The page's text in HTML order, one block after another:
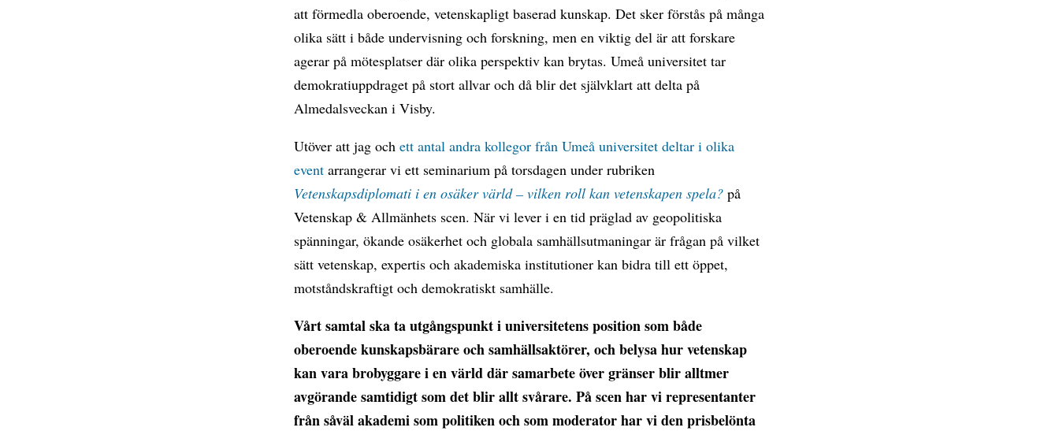
att förmedla oberoende, vetenskapligt baserad kunskap. Det sker förstås på många
olika sätt i både undervisning och forskning, men en viktig del är att forskare
agerar på mötesplatser där olika perspektiv kan brytas. Umeå universitet tar
demokratiuppdraget på stort allvar och då blir det självklart att delta på
Almedalsveckan i Visby.
Utöver att jag ochett antal andra kollegor från Umeå universitet deltar i olika
event arrangerar vi ett seminarium på torsdagen under rubriken
Vetenskapsdiplomati i en osäker värld – vilken roll kan vetenskapen spela? på
Vetenskap & Allmänhets scen. När vi lever i en tid präglad av geopolitiska
spänningar, ökande osäkerhet och globala samhällsutmaningar är frågan på vilket
sätt vetenskap, expertis och akademiska institutioner kan bidra till ett öppet,
motståndskraftigt och demokratiskt samhälle.
Vårt samtal ska ta utgångspunkt i universitetens position som både
oberoende kunskapsbärare och samhällsaktörer, och belysa hur vetenskap
kan vara brobyggare i en värld där samarbete över gränser blir alltmer
avgörande samtidigt som det blir allt svårare. På scen har vi representanter
från såväl akademi som politiken och som moderator har vi den prisbelönta